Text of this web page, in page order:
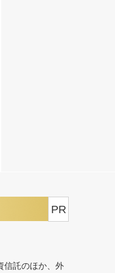
PR
信託のほか、外